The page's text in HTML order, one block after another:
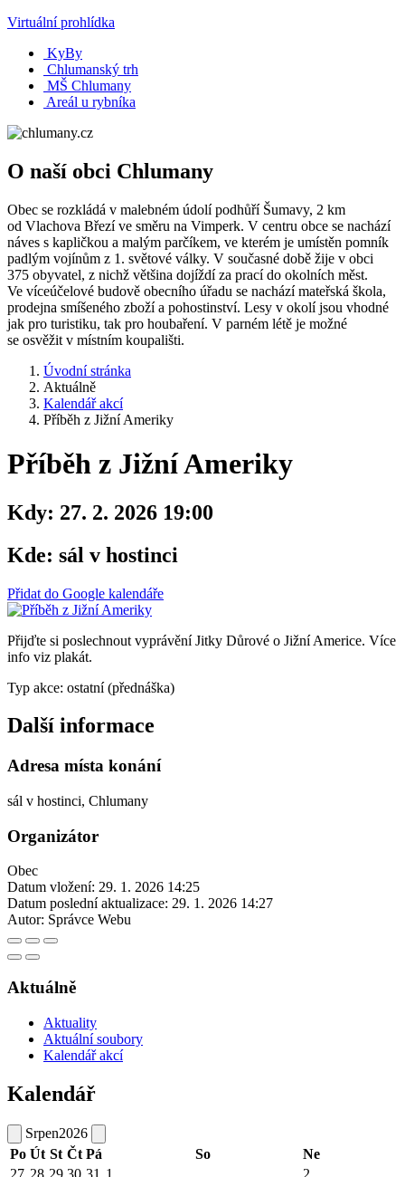
Virtuální prohlídka
KyBy
Chlumanský trh
MŠ Chlumany
Areál u rybníka
O naší obci Chlumany
Obec se rozkládá v malebném údolí podhůří Šumavy, 2 km
od Vlachova Březí ve směru na Vimperk. V centru obce se nachází
náves s kapličkou a malým parčíkem, ve kterém je umístěn pomník
padlým vojínům z 1. světové války. V současné době žije v obci
375 obyvatel, z nichž většina dojíždí za prací do okolních měst.
Ve víceúčelové budově obecního úřadu se nachází mateřská škola,
prodejna smíšeného zboží a pohostinství. Lesy v okolí jsou vhodné
jak pro turistiku, tak pro houbaření. V parném létě je možné
se osvěžit v místním koupališti.
Úvodní stránka
Aktuálně
Kalendář akcí
Příběh z Jižní Ameriky
Příběh z Jižní Ameriky
Kdy: 27. 2. 2026 19:00
Kde: sál v hostinci
Přidat do Google kalendáře
Přijďte si poslechnout vyprávění Jitky Důrové o Jižní Americe. Více
info viz plakát.
Typ akce: ostatní (přednáška)
Další informace
Adresa místa konání
sál v hostinci, Chlumany
Organizátor
Obec
Datum vložení: 29. 1. 2026 14:25
Datum poslední aktualizace: 29. 1. 2026 14:27
Autor: Správce Webu
Aktuálně
Aktuality
Aktuální soubory
Kalendář akcí
Kalendář
Srpen2026
Po Út St Čt Pá So
Ne
27 28 29 30 31 1 2